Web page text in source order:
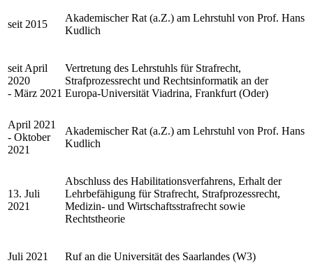
seit 2015
Akademischer Rat (a.Z.) am Lehrstuhl von Prof. Hans
Kudlich
seit April
2020
- März 2021
Vertretung des Lehrstuhls für Strafrecht,
Strafprozessrecht und Rechtsinformatik an der
Europa-Universität Viadrina, Frankfurt (Oder)
April 2021
- Oktober
2021
Akademischer Rat (a.Z.) am Lehrstuhl von Prof. Hans
Kudlich
13. Juli
2021
Abschluss des Habilitationsverfahrens, Erhalt der
Lehrbefähigung für Strafrecht, Strafprozessrecht,
Medizin- und Wirtschaftsstrafrecht sowie
Rechtstheorie
Juli 2021 Ruf an die Universität des Saarlandes (W3)